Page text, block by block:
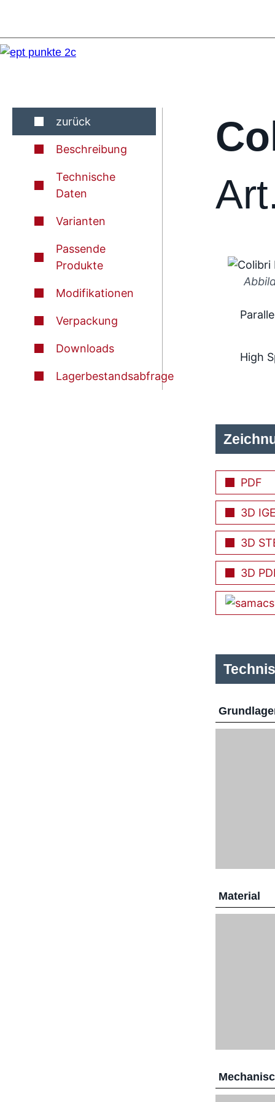
zurück
Beschreibung
Technische
Daten
Varianten
Passende
Produkte
Modifikationen
Verpackung
Downloads
Lagerbestandsabfrage
High
PDF
3D
3D
3D
Material